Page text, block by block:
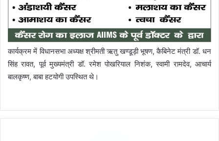
कार्यक्रम में विधानसभा अध्यक्ष श्रीमती ऋतु खण्डूड़ी भूषण, कैबिनेट मंत्री डॉ. धन
सिंह रावत, पूर्व मुख्यमंत्री डॉ. रमेश पोखरियाल निशंक, स्वामी रामदेव, आचार्य
बालकृष्ण, बाबा हटयोगी उपस्थित थे।